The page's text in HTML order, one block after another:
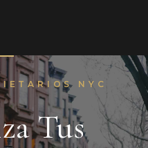
NYC
Tus